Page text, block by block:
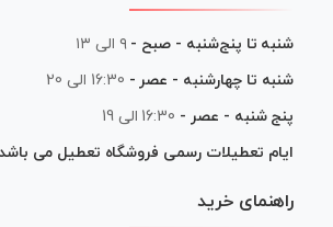
شنبه تا پنج‌شنبه - صبح - ۹ الی ۱۳
شنبه تا چهارشنبه - عصر - 16:30 الی 20
پنج شنبه - عصر - 16:30 الی 19
ایام تعطیلات رسمی فروشگاه تعطیل می باشد
راهنمای خرید